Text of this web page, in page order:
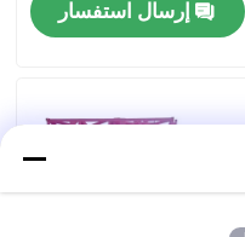
إرسال استفسار